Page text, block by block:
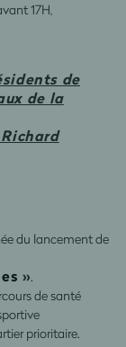
17H,
de
de la
du lancement de
».
de santé
prioritaire.